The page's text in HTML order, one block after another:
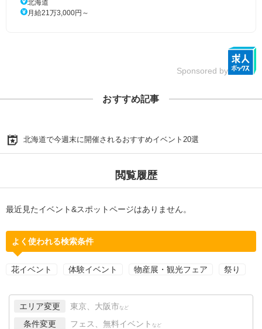
北海道
月給21万3,000円～
Sponsored by
おすすめ記事
北海道で今週末に開催されるおすすめイベント20選
閲覧履歴
最近見たイベント&スポットページはありません。
よく使われる検索条件
花イベント 体験イベント 物産展・観光フェア 祭り
エリア変更 東京、大阪市 など
条件変更 フェス、無料イベント など